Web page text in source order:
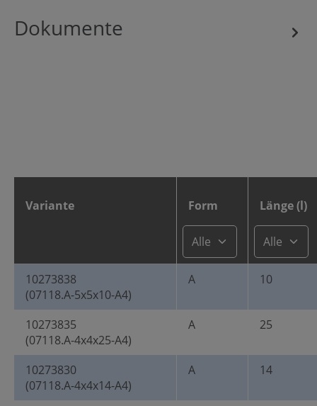
Dokumente
Variante Form Länge (l)
10273838
(07118.A-5x5x10-A4)
A 10
10273835
(07118.A-4x4x25-A4)
A 25
10273830
(07118.A-4x4x14-A4)
A 14